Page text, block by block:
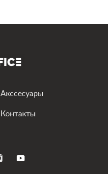
Акссесуары
Контакты